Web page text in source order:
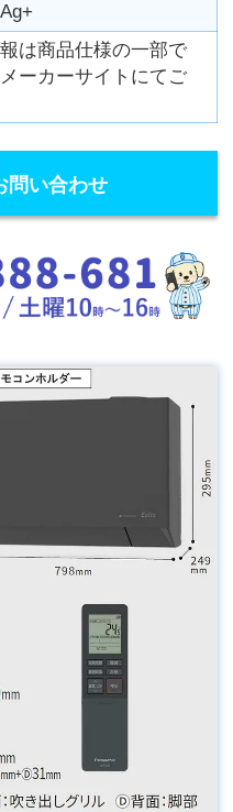
は商品仕様の一部で
ーカーサイトにてご
問い合わせ